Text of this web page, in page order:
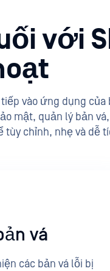
với
vào ứng dụng
mật, quản lý bản
tùy chỉnh, nhẹ và dễ
vá
các bản vá lỗi bị